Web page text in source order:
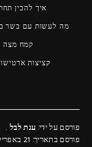
איך להכין
מה לעשות עם בשר
קמח מצה
קציצות
פורסם על ידי: ענת לבל
פורסם בתאריך: 21 באפריל 2013